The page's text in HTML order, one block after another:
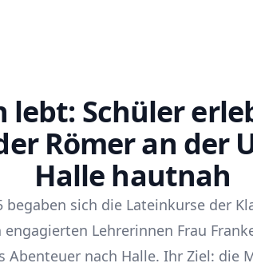
lebt: Schüler
Römer an der
Halle hautnah
begaben sich die Lateinkurse der
Lehrerinnen Frau
Abenteuer nach Halle. Ihr Ziel: die